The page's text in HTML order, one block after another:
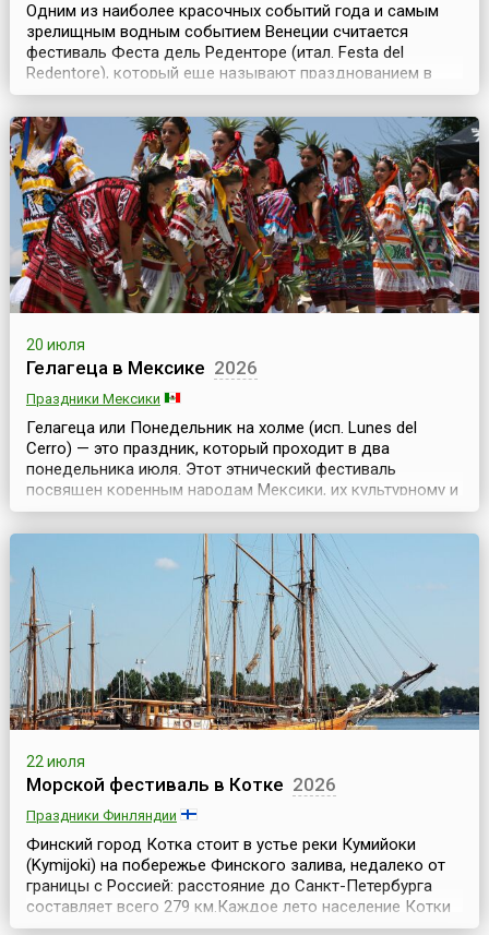
Одним из наиболее красочных событий года и самым
зрелищным водным событием Венеции считается
фестиваль Феста дель Реденторе (итал. Festa del
Redentore), который еще называют празднованием в
честь Спасителя. Фестиваль проводится ежегодно в
третьи выходные июля и по традиции продолжается два
дня, но различные мероприятия начинаются еще в
пятницу. История возникновения фестиваля связана со
ст...
20 июля
Гелагеца в Мексике 2026
Праздники Мексики
Гелагеца или Понедельник на холме (исп. Lunes del
Cerro) — это праздник, который проходит в два
понедельника июля. Этот этнический фестиваль
посвящен коренным народам Мексики, их культурному и
языковому разнообразию и является важным
культурным событием для региона. Как и многие другие
праздники в Мексике, Гелагеца не обходится без
спиртного. Штат Оахака — единственное место в
Мексике, где гот...
22 июля
Морской фестиваль в Котке 2026
Праздники Финляндии
Финский город Котка стоит в устье реки Кумийоки
(Kymijoki) на побережье Финского залива, недалеко от
границы с Россией: расстояние до Санкт-Петербурга
составляет всего 279 км.Каждое лето население Котки
на несколько июльских дней увеличивается на